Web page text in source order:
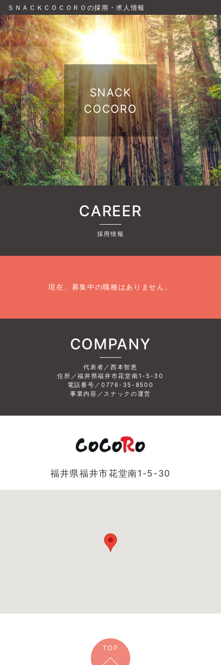
ＳＮＡＣＫＣＯＣＯＲＯの採用・求人情報
SNACK
COCORO
CAREER
採用情報
現在、募集中の職種はありません。
COMPANY
代表者／西本智恵
住所／福井県福井市花堂南1-5-30
電話番号／0776-35-8500
事業内容／スナックの運営
福井県福井市花堂南1-5-30
TOP